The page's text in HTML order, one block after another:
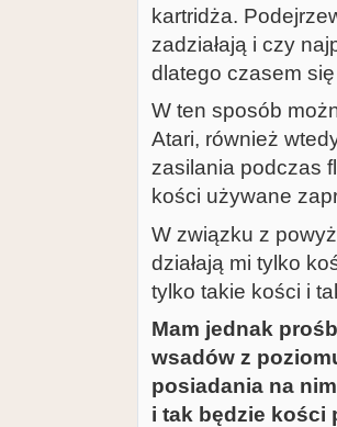
kartridża.
zadziałają i czy
dlatego czasem
W ten sposób
Atari, również
zasilania podczas
kości używane
W związku z
działają mi tylko
tylko takie kości i
Mam jednak
wsadów z
posiadania na
i tak będzie kości